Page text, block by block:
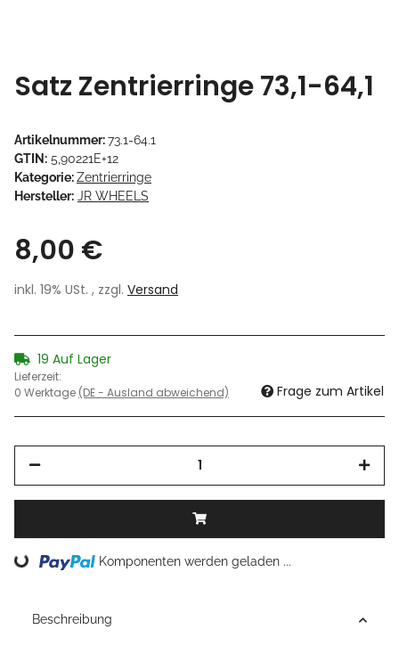
Satz Zentrierringe 73,1-64,1
Artikelnummer:73.1-64.1
GTIN: 5,90221E+12
Kategorie:Zentrierringe
Hersteller: JR WHEELS
8,00 €
inkl. 19% USt. , zzgl. Versand
19 Auf Lager
Lieferzeit:
0 Werktage (DE - Ausland abweichend) Frage zum Artikel
Loading... Komponenten werden geladen ...
Beschreibung